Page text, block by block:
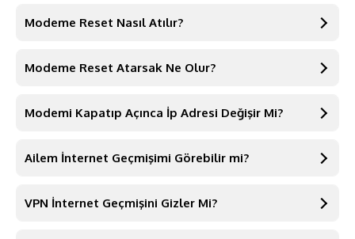
Modeme Reset Nasıl Atılır?
Modeme Reset Atarsak Ne Olur?
Modemi Kapatıp Açınca İp Adresi Değişir Mi?
Ailem İnternet Geçmişimi Görebilir mi?
VPN İnternet Geçmişini Gizler Mi?